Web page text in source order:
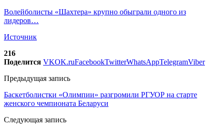
Волейболисты «Шахтера» крупно обыграли одного из
лидеров…
Источник
216
Поделится VKOK.ruFacebookTwitterWhatsAppTelegramViber
Предыдущая запись
Баскетболистки «Олимпии» разгромили РГУОР на старте
женского чемпионата Беларуси
Следующая запись